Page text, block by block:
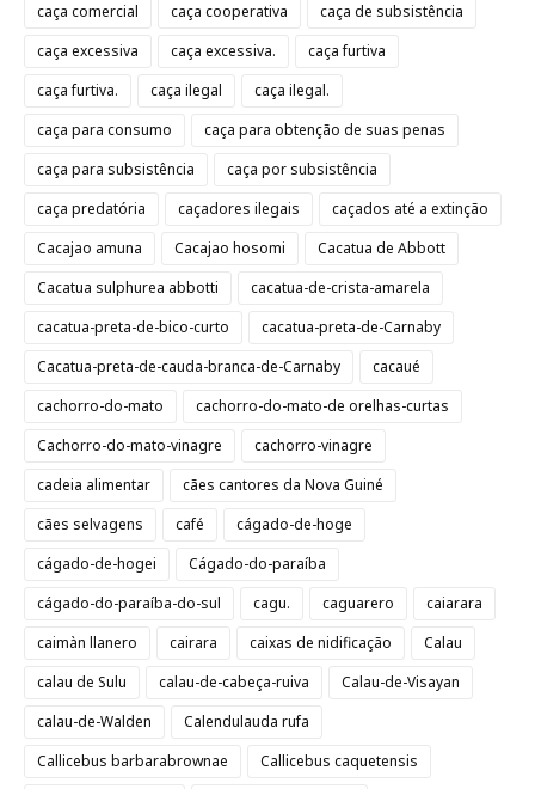
caça comercial
caça cooperativa
caça de subsistência
caça excessiva
caça excessiva.
caça furtiva
caça furtiva.
caça ilegal
caça ilegal.
caça para consumo
caça para obtenção de suas penas
caça para subsistência
caça por subsistência
caça predatória
caçadores ilegais
caçados até a extinção
Cacajao amuna
Cacajao hosomi
Cacatua de Abbott
Cacatua sulphurea abbotti
cacatua-de-crista-amarela
cacatua-preta-de-bico-curto
cacatua-preta-de-Carnaby
Cacatua-preta-de-cauda-branca-de-Carnaby
cacaué
cachorro-do-mato
cachorro-do-mato-de orelhas-curtas
Cachorro-do-mato-vinagre
cachorro-vinagre
cadeia alimentar
cães cantores da Nova Guiné
cães selvagens
café
cágado-de-hoge
cágado-de-hogei
Cágado-do-paraíba
cágado-do-paraíba-do-sul
cagu. caguarero
caiarara
caimàn llanero
cairara caixas de nidificação
Calau
calau de Sulu
calau-de-cabeça-ruiva
Calau-de-Visayan
calau-de-Walden
Calendulauda rufa
Callicebus barbarabrownae
Callicebus caquetensis